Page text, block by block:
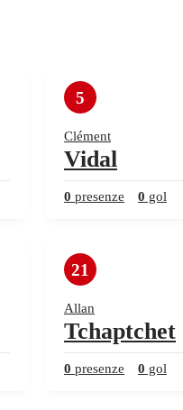
5
Clément
Vidal
0 presenze 0 gol
21
Allan
Tchaptchet
0 presenze 0 gol